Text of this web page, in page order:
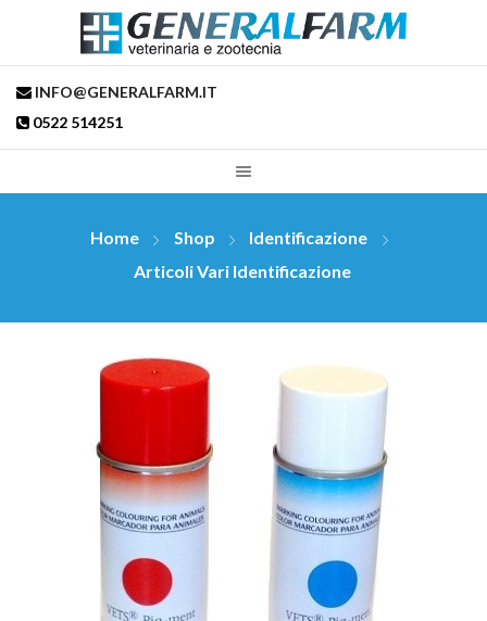
INFO@GENERALFARM.IT
0522 514251
Home Shop
Identificazione
Articoli Vari Identificazione